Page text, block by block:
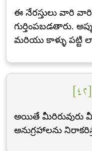
ఈ నేరస్తులు వారి
గుర్తింపబడతారు.
మరియు కాళ్ళు పట్టి
అయితే మీరిరువురు
అనుగ్రహాలను